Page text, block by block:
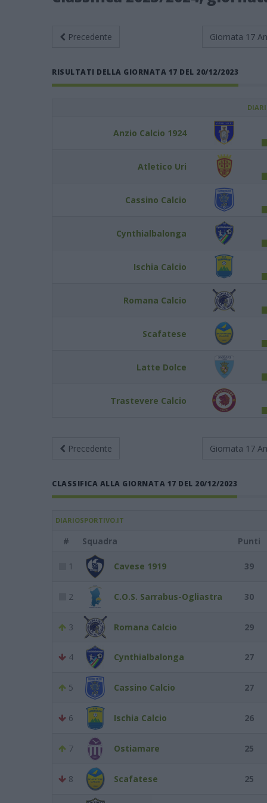
Precedente Giornata 17
RISULTATI DELLA GIORNATA 17 DEL 20/12/2023
Anzio Calcio 1924
Atletico Uri
Cassino Calcio
Cynthialbalonga
Ischia Calcio
Romana Calcio
Scafatese
Latte Dolce
Trastevere Calcio
Precedente Giornata 17
CLASSIFICA ALLA GIORNATA 17 DEL 20/12/2023
DIARIOSPORTIVO.IT
#
Squadra Punti
1 Cavese 1919 39
2 C.O.S. Sarrabus-Ogliastra 30
3 Romana Calcio 29
4 Cynthialbalonga 27
5 Cassino Calcio 27
6 Ischia Calcio 26
7 Ostiamare 25
8 Scafatese 25